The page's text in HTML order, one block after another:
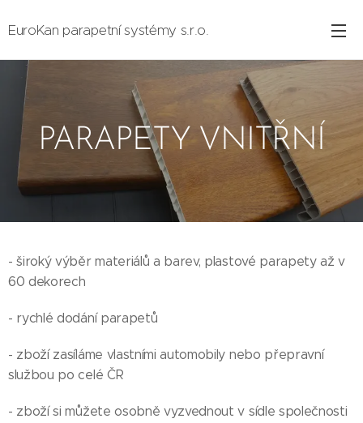
EuroKan parapetní systémy s.r.o.
PARAPETY VNITŘNÍ
- široký výběr materiálů a barev, plastové parapety až v
60 dekorech
- rychlé dodání parapetů
- zboží zasíláme vlastními automobily nebo přepravní
službou po celé ČR
- zboží si můžete osobně vyzvednout v sídle společnosti